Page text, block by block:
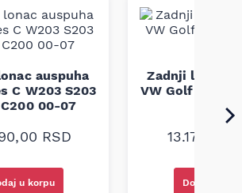
i fabrički karakteristike vozila.
mora biti proverena po broju
auspuha
C W203 S203
C200 00-07
RSD
u korpu
Zadnji lonac
VW Golf 5 Golf
03-13
13.170,00
Dodaj u